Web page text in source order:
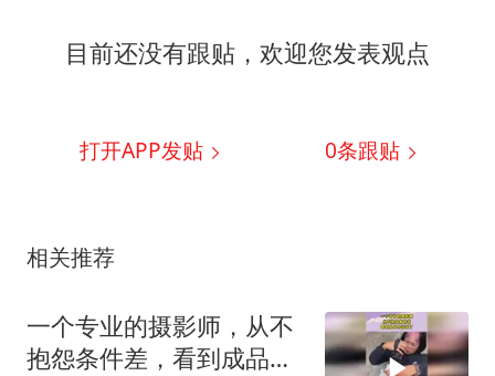
目前还没有跟贴，欢迎您发表观点
打开APP发贴 0条跟贴
相关推荐
一个专业的摄影师，从不
抱怨条件差，看到成品不